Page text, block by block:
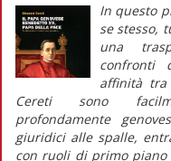
In questo
se stesso,
una
confronti
affinità tra
Cereti sono
profondamente
giuridici alle spalle,
con ruoli di primo piano